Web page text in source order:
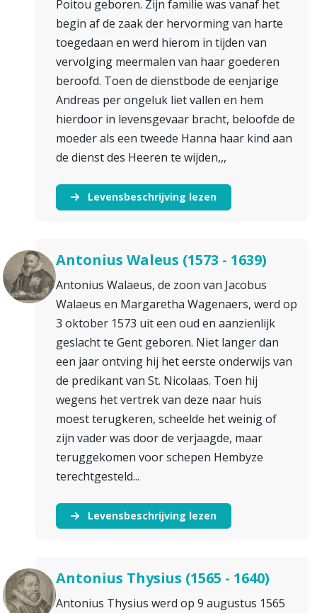
Poitou geboren. Zijn familie was vanaf het
begin af de zaak der hervorming van harte
toegedaan en werd hierom in tijden van
vervolging meermalen van haar goederen
beroofd. Toen de dienstbode de eenjarige
Andreas per ongeluk liet vallen en hem
hierdoor in levensgevaar bracht, beloofde de
moeder als een tweede Hanna haar kind aan
de dienst des Heeren te wijden,,,
Levensbeschrijving lezen
Antonius Waleus (1573 - 1639)
Antonius Walaeus, de zoon van Jacobus
Walaeus en Margaretha Wagenaers, werd op
3 oktober 1573 uit een oud en aanzienlijk
geslacht te Gent geboren. Niet langer dan
een jaar ontving hij het eerste onderwijs van
de predikant van St. Nicolaas. Toen hij
wegens het vertrek van deze naar huis
moest terugkeren, scheelde het weinig of
zijn vader was door de verjaagde, maar
teruggekomen voor schepen Hembyze
terechtgesteld...
Levensbeschrijving lezen
Antonius Thysius (1565 - 1640)
Antonius Thysius werd op 9 augustus 1565